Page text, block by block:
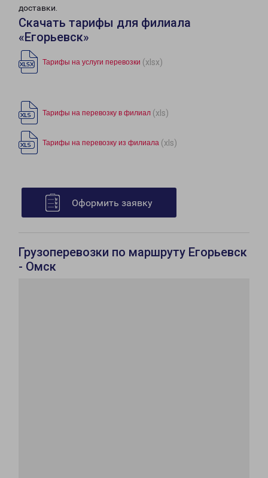
доставки.
Скачать тарифы для филиала
«Егорьевск»
Тарифы на услуги перевозки (xlsx)
Тарифы на перевозку в филиал (xls)
Тарифы на перевозку из филиала (xls)
Оформить заявку
Грузоперевозки по маршруту Егорьевск
- Омск